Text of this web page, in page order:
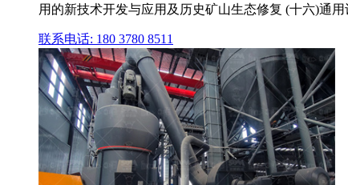
用的新技术开发与应用及历史矿山生态修复 (十六)通
联系电话: 180 3780 8511